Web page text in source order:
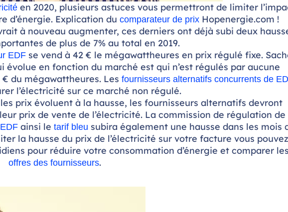
en 2020, plusieurs astuces vous permettront de limiter
d’énergie. Explication du comparateur de prix Hopenergie.com !
à nouveau augmenter, ces derniers ont déjà subi deux
de plus de 7% au total en 2019.
EDFse vend à 42 € le mégawattheures en prix régulé fixe.
en fonction du marché est qui n’est régulés par aucune
du mégawattheures. Les fournisseurs alternatifs concurrents de
l’électricité sur ce marché non régulé.
prix évoluent à la hausse, les fournisseurs alternatifs devront
prix de vente de l’électricité. La commission de régulation de
ainsi le tarif bleu subira également une hausse dans les mois
la hausse du prix de l’électricité sur votre facture vous pouvez
pour réduire votre consommation d’énergie et comparer
offres des fournisseurs.